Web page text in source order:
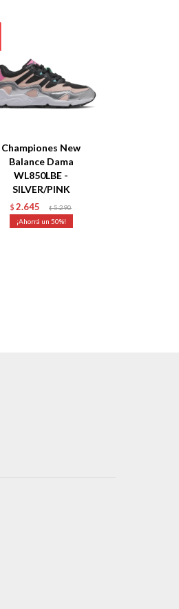
Championes New
Balance Dama
WL850LBE -
SILVER/PINK
$ 2.645 $ 5.290
50